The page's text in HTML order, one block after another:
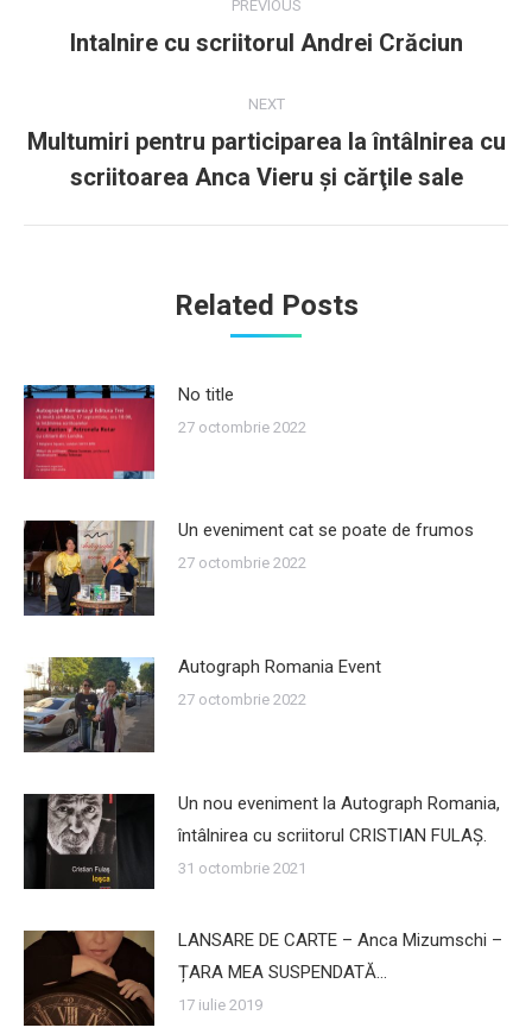
navigation
PREVIOUS
Previous
Intalnire cu scriitorul Andrei Crăciun
NEXT
Next
post:
Multumiri pentru participarea la întâlnirea cu
scriitoarea Anca Vieru şi cărţile sale
Related Posts
No title
27 octombrie 2022
Un eveniment cat se poate de frumos
27 octombrie 2022
Autograph Romania Event
27 octombrie 2022
Un nou eveniment la Autograph Romania,
întâlnirea cu scriitorul CRISTIAN FULAŞ.
31 octombrie 2021
LANSARE DE CARTE – Anca Mizumschi –
ȚARA MEA SUSPENDATĂ…
17 iulie 2019